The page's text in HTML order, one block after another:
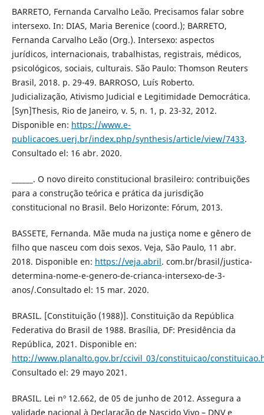
BARRETO, Fernanda Carvalho Leão. Precisamos falar sobre
intersexo. In: DIAS, Maria Berenice (coord.); BARRETO,
Fernanda Carvalho Leão (Org.). Intersexo: aspectos
jurídicos, internacionais, trabalhistas, registrais, médicos,
psicológicos, sociais, culturais. São Paulo: Thomson Reuters
Brasil, 2018. p. 29-49. BARROSO, Luís Roberto.
Judicialização, Ativismo Judicial e Legitimidade Democrática.
[Syn]Thesis, Rio de Janeiro, v. 5, n. 1, p. 23-32, 2012.
Disponible en: https://www.e-
publicacoes.uerj.br/index.php/synthesis/article/view/7433.
Consultado el: 16 abr. 2020.
______. O novo direito constitucional brasileiro: contribuições
para a construção teórica e prática da jurisdição
constitucional no Brasil. Belo Horizonte: Fórum, 2013.
BASSETE, Fernanda. Mãe muda na justiça nome e gênero de
filho que nasceu com dois sexos. Veja, São Paulo, 11 abr.
2018. Disponible en: https://veja.abril. com.br/brasil/justica-
determina-nome-e-genero-de-crianca-intersexo-de-3-
anos/.Consultado el: 15 mar. 2020.
BRASIL. [Constituição (1988)]. Constituição da República
Federativa do Brasil de 1988. Brasília, DF: Presidência da
República, 2021. Disponible en:
http://www.planalto.gov.br/ccivil_03/constituicao/
Consultado el: 29 mayo 2021.
BRASIL. Lei nº 12.662, de 05 de junho de 2012. Assegura a
validade nacional à Declaração de Nascido Vivo – DNV e